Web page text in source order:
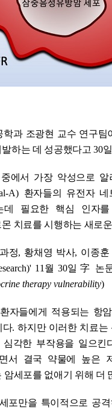
과 조광현 교수 연구팀
발하는 데 성공했다고30
에서 가장 악성으로 알
A) 환자들의 유전자
데 필요한 핵심 인자
치료를 시행하는 새로
정, 황채영 박사, 이종
' 11 월 30일字 논
therapy vulnerability)
자들에게 적용되는 항
다.하지만 이러한 치료는
각한 부작용을 일으킨
서 결국 약물에 높은
암세포를 없애기 위해 더
포만을 특이적으로 공